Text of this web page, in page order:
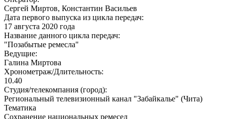
Сергей Миртов, Константин Васильев
Дата первого выпуска из цикла передач:
17 августа 2020 года
Название данного цикла передач:
"Позабытые ремесла"
Ведущие:
Галина Миртова
Хронометраж/Длительность:
10.40
Студия/телекомпания (город):
Региональный телевизионный канал "Забайкалье" (Чита)
Тематика
Сохранение национальных ремесел